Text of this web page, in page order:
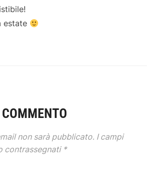
estate
non sarà pubblicato. I campi
contrassegnati *